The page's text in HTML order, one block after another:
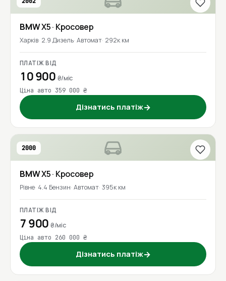
BMWX5· Кросовер
Харків 2.9 Дизель Автомат 292к км
ПЛАТІЖ ВІД
10 900 ₴/міс
Ціна авто 359 000 ₴
Дізнатись платіж→
2000
BMWX5· Кросовер
Рівне 4.4 Бензин Автомат 395к км
ПЛАТІЖ ВІД
7 900₴/міс
Ціна авто 260 000 ₴
Дізнатись платіж→